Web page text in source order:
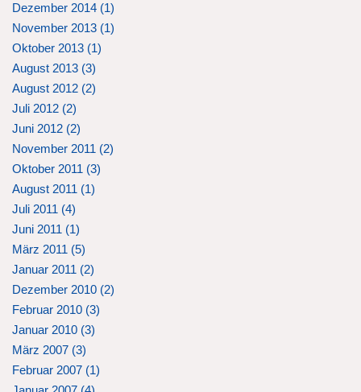
Dezember 2014 (1)
November 2013 (1)
Oktober 2013 (1)
August 2013 (3)
August 2012 (2)
Juli 2012 (2)
Juni 2012 (2)
November 2011 (2)
Oktober 2011 (3)
August 2011 (1)
Juli 2011 (4)
Juni 2011 (1)
März 2011 (5)
Januar 2011 (2)
Dezember 2010 (2)
Februar 2010 (3)
Januar 2010 (3)
März 2007 (3)
Februar 2007 (1)